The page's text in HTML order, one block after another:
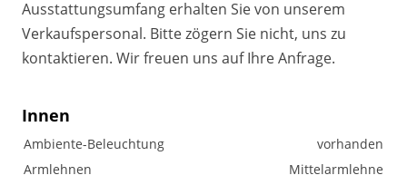
Ausstattungsumfang erhalten Sie von unserem
Verkaufspersonal. Bitte zögern Sie nicht, uns zu
kontaktieren. Wir freuen uns auf Ihre Anfrage.
Innen
Ambiente-Beleuchtung
vorhanden
Armlehnen
Mittelarmlehne